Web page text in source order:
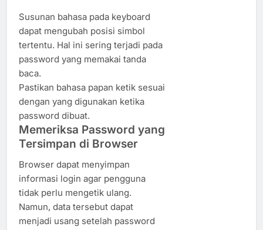
Susunan bahasa pada keyboard
dapat mengubah posisi simbol
tertentu. Hal ini sering terjadi pada
password yang memakai tanda
baca.
Pastikan bahasa papan ketik sesuai
dengan yang digunakan ketika
password dibuat.
Memeriksa Password yang
Tersimpan di Browser
Browser dapat menyimpan
informasi login agar pengguna
tidak perlu mengetik ulang.
Namun, data tersebut dapat
menjadi usang setelah password